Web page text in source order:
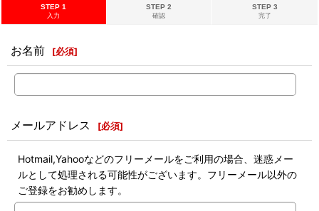
STEP 1
入力
STEP 2
確認
STEP 3
完了
お名前 [必須]
メールアドレス [必須]
Hotmail,Yahooなどのフリーメールをご利用の場合、迷惑メー
ルとして処理される可能性がございます。フリーメール以外の
ご登録をお勧めします。